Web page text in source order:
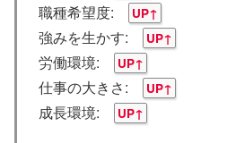
職種希望度: UP↑
強みを生かす: UP↑
労働環境: UP↑
仕事の大きさ: UP↑
成長環境: UP↑